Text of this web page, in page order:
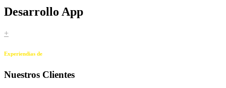
Desarrollo App
+
Experiendias de
Nuestros Clientes